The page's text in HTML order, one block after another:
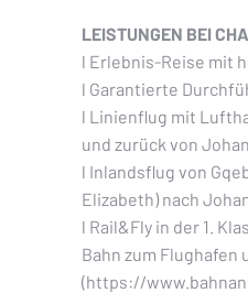
LEISTUNGEN BEI
l Erlebnis-Reise mit
l Garantierte
l Linienflug mit
und zurück von
l Inlandsflug von
Elizabeth) nach
l Rail&Fly in der 1.
Bahn zum Flughafen
(https://